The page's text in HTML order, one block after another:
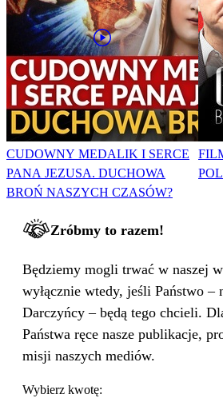
CUDOWNY MEDALIK I SERCE
PANA JEZUSA. DUCHOWA
BROŃ NASZYCH CZASÓW?
Zróbmy to razem!
Będziemy mogli trwać w naszej
wyłącznie wtedy, jeśli Państwo –
Darczyńcy – będą tego chcieli.
Państwa ręce nasze publikacje,
misji naszych mediów.
Wybierz kwotę: